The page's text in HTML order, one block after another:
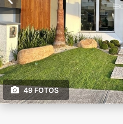
49 FOTOS